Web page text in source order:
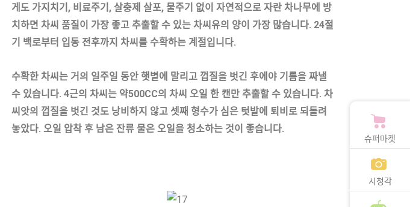
게도 가지치기 , 비료주기 , 살충제 살포, 물주기 없이 자연적으로 자란 차나무에 방
치하면 차씨 품질이 가장 좋고 추출할 수 있는 차씨유의 양이 가장 많습니다. 24절
기 백로부터 입동 전후까지 차씨를 수확하는 계절입니다.
수확한 차씨는 거의 일주일 동안 햇볕에 말리고 껍질을 벗긴 후에야 기름을 짜낼
수 있습니다. 4근의 차씨는 약500CC의 차씨 오일 한 캔만 추출할 수 있습니다. 차
씨앗의 껍질을 벗긴 것도 낭비하지 않고 셋째 형수가 심은 텃밭에 퇴비로 되돌려
놓았다. 오일 압착 후 남은 잔류 물은 오일을 청소하는 것이 좋습니다.
슈퍼마켓
시청각